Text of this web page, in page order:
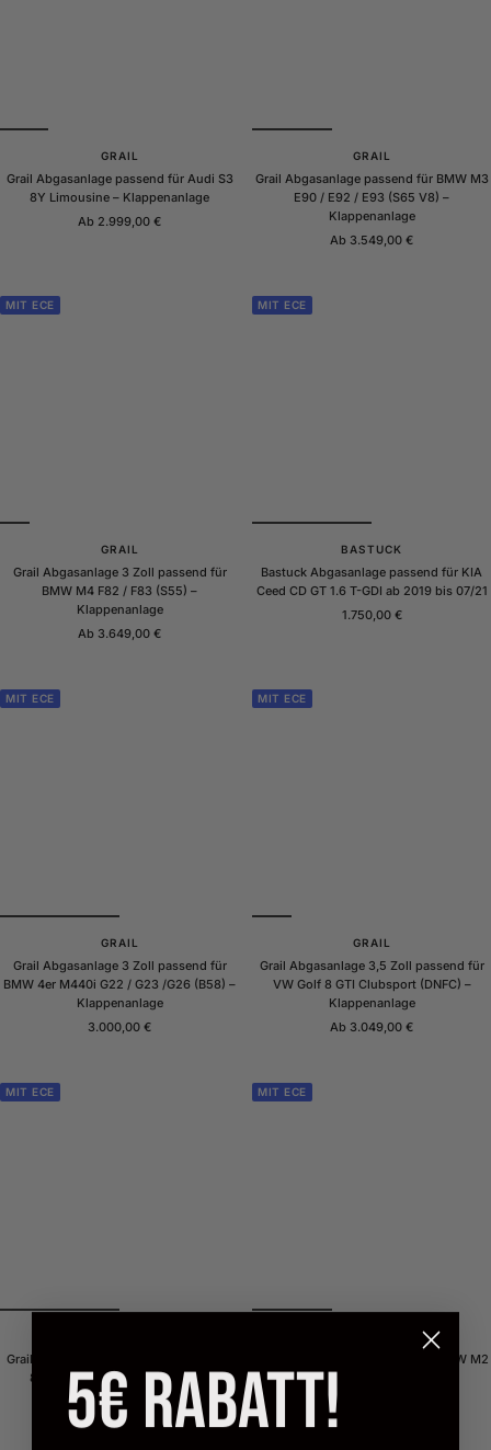
GRAIL
Grail Abgasanlage passend für Audi S3
8Y Limousine – Klappenanlage
Angebotspreis
Ab 2.999,00 €
GRAIL
Grail Abgasanlage passend für BMW M3
E90 / E92 / E93 (S65 V8) –
Klappenanlage
Angebotspreis
Ab 3.549,00 €
MIT ECE
GRAIL
Grail Abgasanlage 3 Zoll passend für
BMW M4 F82 / F83 (S55) –
Klappenanlage
Angebotspreis
Ab 3.649,00 €
MIT ECE
BASTUCK
Bastuck Abgasanlage passend für KIA
Ceed CD GT 1.6 T-GDI ab 2019 bis 07/21
Angebotspreis
1.750,00 €
MIT ECE
GRAIL
Grail Abgasanlage 3 Zoll passend für
BMW 4er M440i G22 / G23 /G26 (B58) –
Klappenanlage
Angebotspreis
3.000,00 €
MIT ECE
GRAIL
Grail Abgasanlage 3,5 Zoll passend für
VW Golf 8 GTI Clubsport (DNFC) –
Klappenanlage
Angebotspreis
Ab 3.049,00 €
MIT ECE
Grail Abgasanlage passend für Audi S3
8V Limousine – Klappenanlage
Angebotspreis
Ab 2.999,00 €
MIT ECE
Grail Abgasanlage passend für BMW M2
F87 (N55) – Klappenanlage
Angebotspreis
Ab 2.749,00 €
5€ Rabatt!